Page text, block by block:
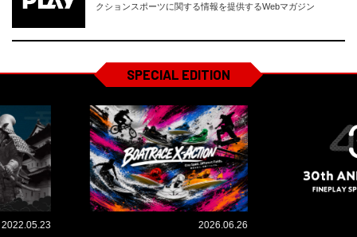
クションスポーツに関する情報を提供するWebマガジン
SPECIAL EDITION
2022.05.23 2026.06.26